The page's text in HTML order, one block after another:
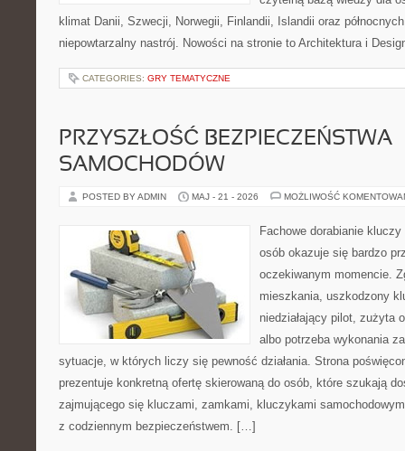
klimat Danii, Szwecji, Norwegii, Finlandii, Islandii oraz
niepowtarzalny nastrój. Nowości na stronie to Architektura i
CATEGORIES: GRY TEMATYCZNE
PRZYSZŁOŚĆ BEZPIECZEŃSTWA
SAMOCHODÓW
POSTED BY ADMIN MAJ - 21 - 2026 MOŻLIWOŚĆ
Fachowe dorabianie
osób okazuje się bardzo
oczekiwanym momencie.
mieszkania, uszkodzony
niedziałający pilot, zużyta
albo potrzeba wykonania
sytuacje, w których liczy się pewność działania. Strona
prezentuje konkretną ofertę skierowaną do osób, które szukają
zajmującego się kluczami, zamkami, kluczykami
z codziennym bezpieczeństwem. […]